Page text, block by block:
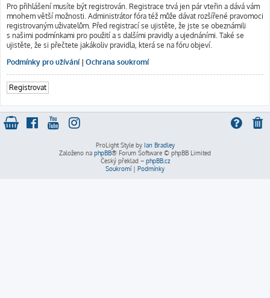
Pro přihlášení musíte být registrován. Registrace trvá jen pár vteřin a dává vám
mnohem větší možnosti. Administrátor fóra též může dávat rozšířené pravomoci
registrovaným uživatelům. Před registrací se ujistěte, že jste se obeznámili
s našimi podmínkami pro použití a s dalšími pravidly a ujednáními. Také se
ujistěte, že si přečtete jakákoliv pravidla, která se na fóru objeví.
Podmínky pro užívání| Ochrana soukromí
Registrovat
ProLight Style by Ian Bradley
Založeno na phpBB® Forum Software © phpBB Limited
Český překlad – phpBB.cz
Soukromí| Podmínky